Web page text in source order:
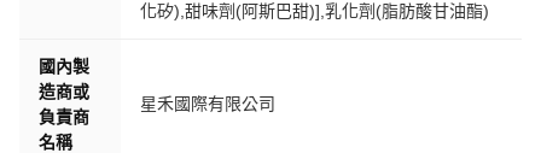
化矽),甜味劑(阿斯巴甜)],乳化劑(脂肪酸甘油酯)
國內製
造商或
負責商
名稱
星禾國際有限公司